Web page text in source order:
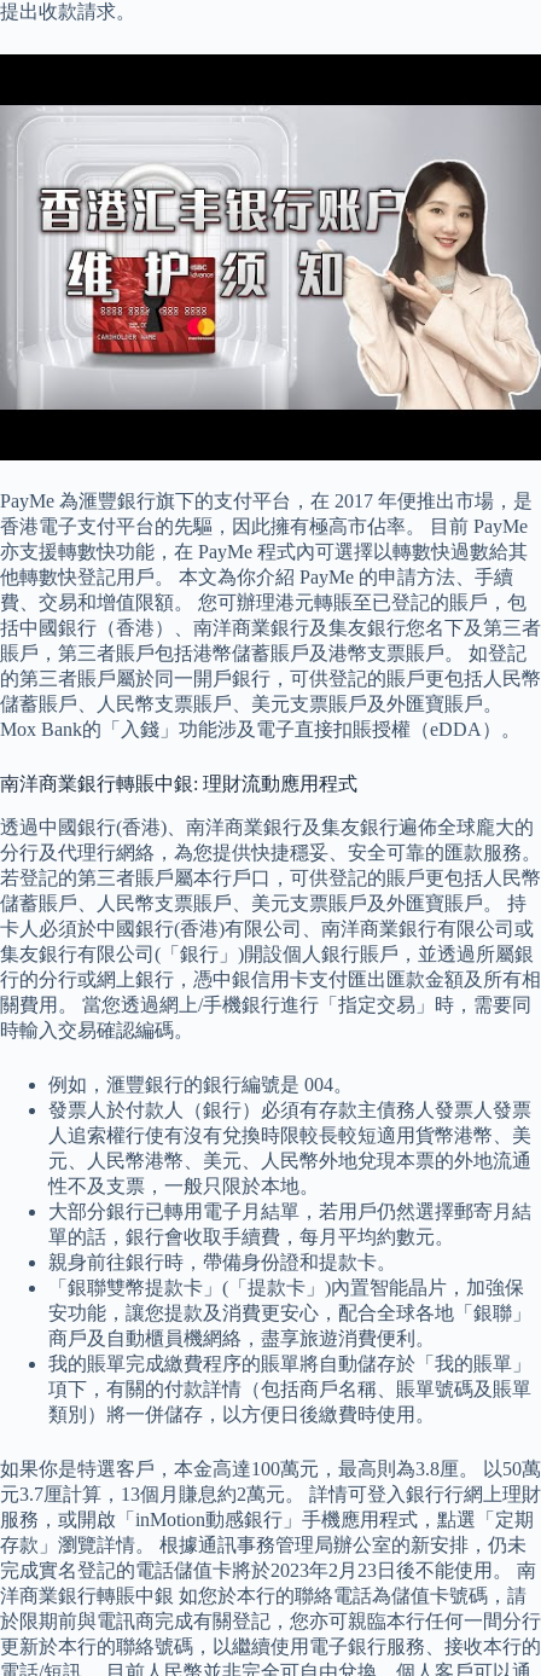
提出收款請求。
PayMe 為滙豐銀行旗下的支付平台，在 2017 年便推出市場，是
香港電子支付平台的先驅，因此擁有極高市佔率。 目前 PayMe
亦支援轉數快功能，在 PayMe 程式內可選擇以轉數快過數給其
他轉數快登記用戶。 本文為你介紹 PayMe 的申請方法、手續
費、交易和增值限額。 您可辦理港元轉賬至已登記的賬戶，包
括中國銀行（香港）、南洋商業銀行及集友銀行您名下及第三者
賬戶，第三者賬戶包括港幣儲蓄賬戶及港幣支票賬戶。 如登記
的第三者賬戶屬於同一開戶銀行，可供登記的賬戶更包括人民幣
儲蓄賬戶、人民幣支票賬戶、美元支票賬戶及外匯寶賬戶。
Mox Bank的「入錢」功能涉及電子直接扣賬授權（eDDA）。
南洋商業銀行轉賬中銀: 理財流動應用程式
透過中國銀行(香港)、南洋商業銀行及集友銀行遍佈全球龐大的
分行及代理行網絡，為您提供快捷穩妥、安全可靠的匯款服務。
若登記的第三者賬戶屬本行戶口，可供登記的賬戶更包括人民幣
儲蓄賬戶、人民幣支票賬戶、美元支票賬戶及外匯寶賬戶。 持
卡人必須於中國銀行(香港)有限公司、南洋商業銀行有限公司或
集友銀行有限公司(「銀行」)開設個人銀行賬戶，並透過所屬銀
行的分行或網上銀行，憑中銀信用卡支付匯出匯款金額及所有相
關費用。 當您透過網上/手機銀行進行「指定交易」時，需要同
時輸入交易確認編碼。
例如，滙豐銀行的銀行編號是 004。
發票人於付款人（銀行）必須有存款主債務人發票人發票
人追索權行使有沒有兌換時限較長較短適用貨幣港幣、美
元、人民幣港幣、美元、人民幣外地兌現本票的外地流通
性不及支票，一般只限於本地。
大部分銀行已轉用電子月結單，若用戶仍然選擇郵寄月結
單的話，銀行會收取手續費，每月平均約數元。
親身前往銀行時，帶備身份證和提款卡。
「銀聯雙幣提款卡」(「提款卡」)內置智能晶片，加強保
安功能，讓您提款及消費更安心，配合全球各地「銀聯」
商戶及自動櫃員機網絡，盡享旅遊消費便利。
我的賬單完成繳費程序的賬單將自動儲存於「我的賬單」
項下，有關的付款詳情（包括商戶名稱、賬單號碼及賬單
類別）將一併儲存，以方便日後繳費時使用。
如果你是特選客戶，本金高達100萬元，最高則為3.8厘。 以50萬
元3.7厘計算，13個月賺息約2萬元。 詳情可登入銀行行網上理財
服務，或開啟「inMotion動感銀行」手機應用程式，點選「定期
存款」瀏覽詳情。 根據通訊事務管理局辦公室的新安排，仍未
完成實名登記的電話儲值卡將於2023年2月23日後不能使用。 南
洋商業銀行轉賬中銀 如您於本行的聯絡電話為儲值卡號碼，請
於限期前與電訊商完成有關登記，您亦可親臨本行任何一間分行
更新於本行的聯絡號碼，以繼續使用電子銀行服務、接收本行的
電話/短訊。 目前人民幣並非完全可自由兌換，個人客戶可以通